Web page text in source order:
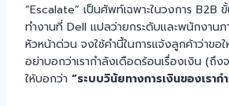
“Escalate” เป็นศัพท์เฉพาะในวงการ
ทำงานที่ Dell แปลว่ายกระดับและพนักงาน
หัวหน้าด่วน จงใช้คำนี้ในการแจ้งลูกค้าว่าข
อย่าบอกว่าเรากำลังเดือดร้อนเรื่องเงิน (ถึ
ให้บอกว่า “ระบบวินัยทางการเงินของเราก